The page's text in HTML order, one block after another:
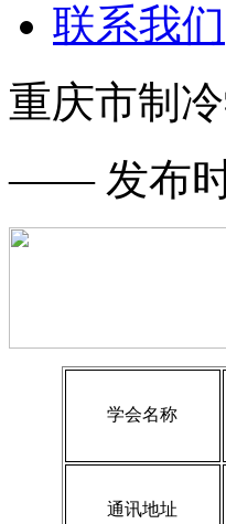
联系我们
重庆市制
—— 发布时
学会名称
通讯地址